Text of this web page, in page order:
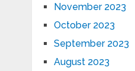
November 2023
October 2023
September 2023
August 2023